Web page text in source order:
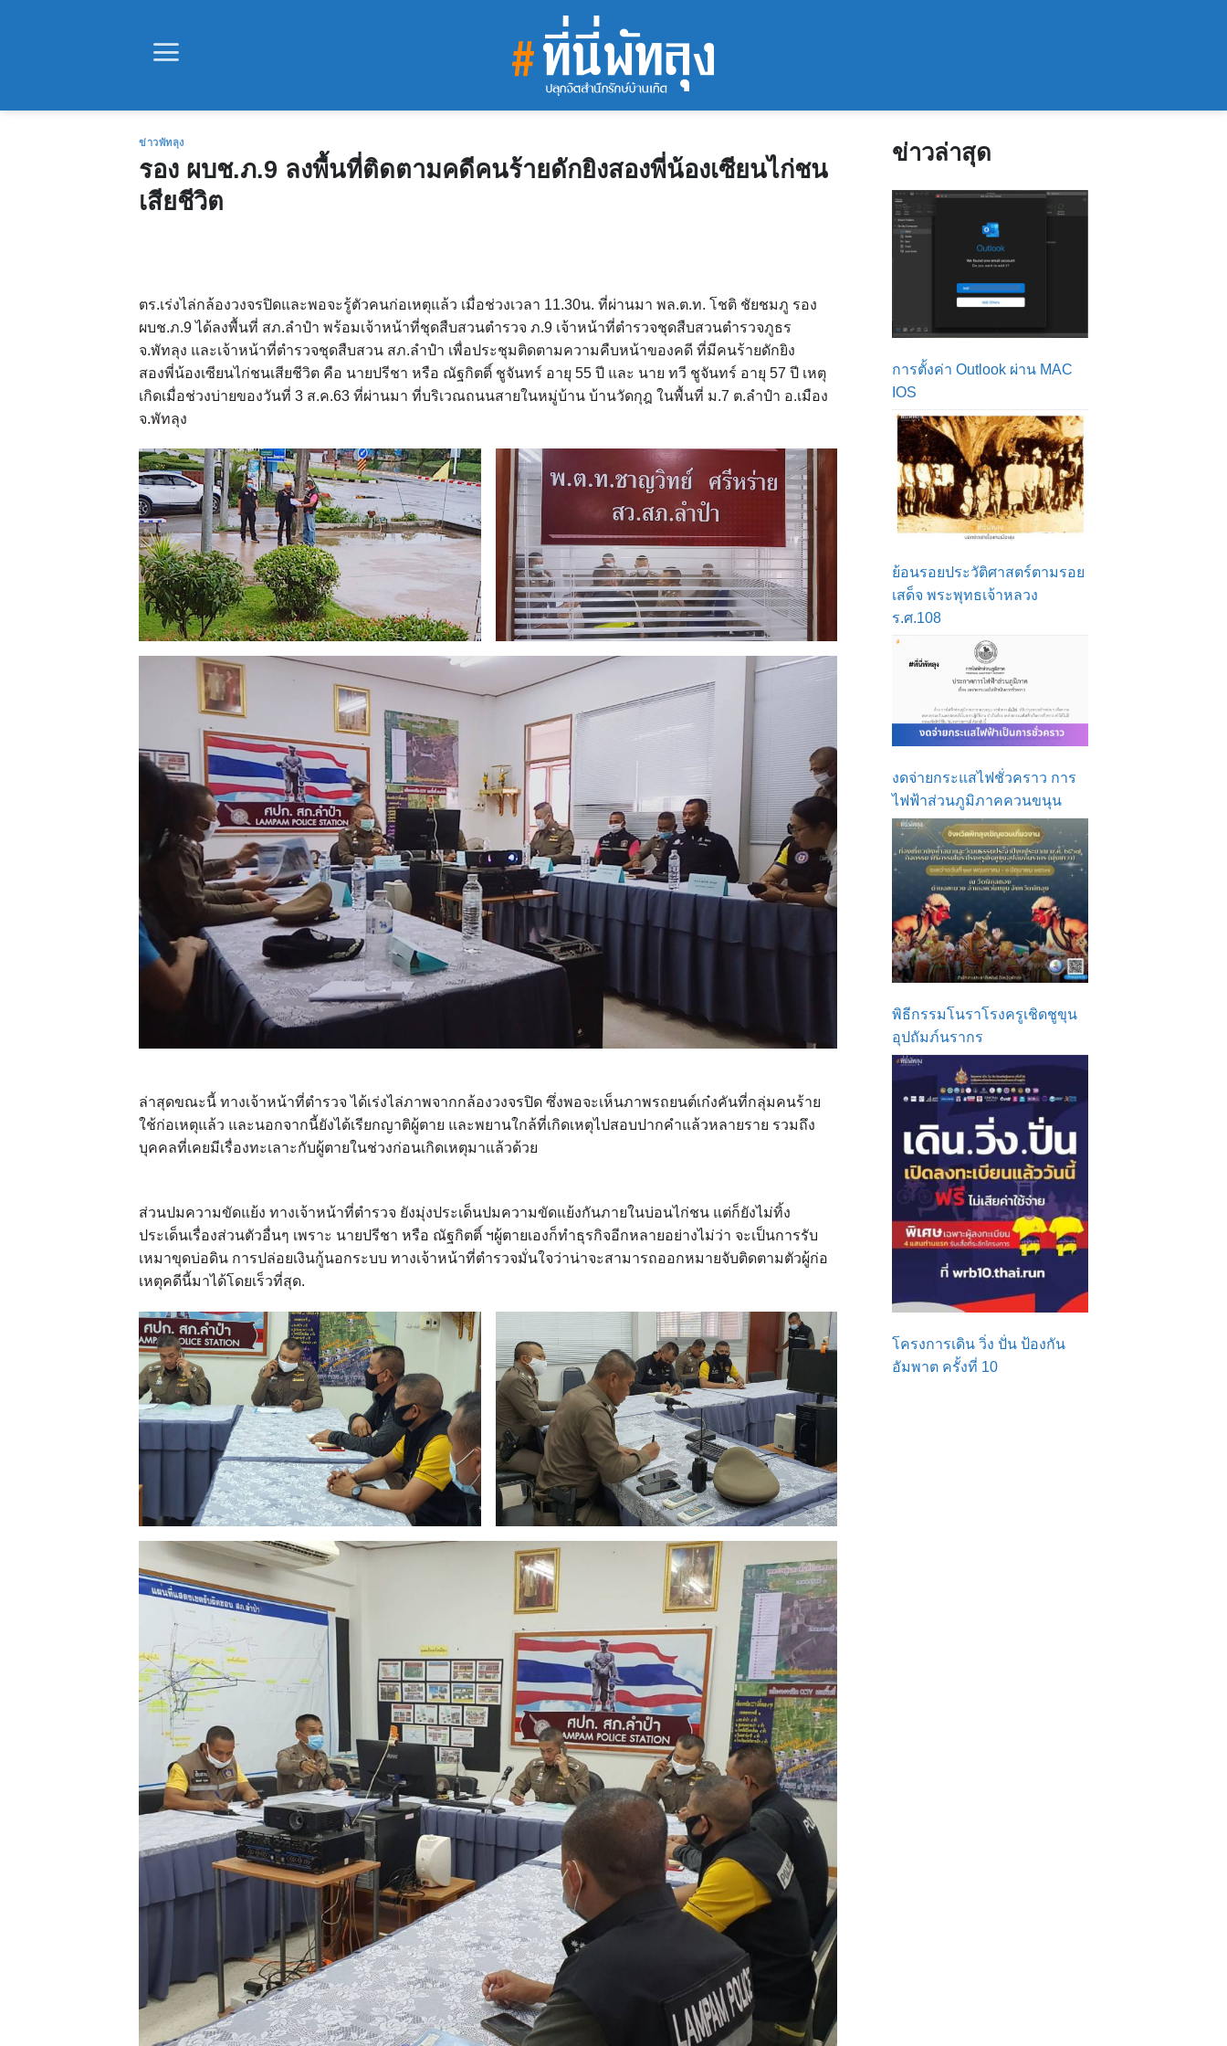
ข่าวพัทลุง
รอง ผบช.ภ.9 ลงพื้นที่ติดตามคดีคนร้ายดักยิงสองพี่น้องเซียนไก่ชน
เสียชีวิต
ตร.เร่งไล่กล้องวงจรปิดและพอจะรู้ตัวคนก่อเหตุแล้ว เมื่อช่วงเวลา 11.30น. ที่ผ่านมา พล.ต.ท. โชติ ชัยชมภู รอง
ผบช.ภ.9 ได้ลงพื้นที่ สภ.ลำปำ พร้อมเจ้าหน้าที่ชุดสืบสวนตำรวจ ภ.9 เจ้าหน้าที่ตำรวจชุดสืบสวนตำรวจภูธร
จ.พัทลุง และเจ้าหน้าที่ตำรวจชุดสืบสวน สภ.ลำปำ เพื่อประชุมติดตามความคืบหน้าของคดี ที่มีคนร้ายดักยิง
สองพี่น้องเซียนไก่ชนเสียชีวิต คือ นายปรีชา หรือ ณัฐกิตติ์ ชูจันทร์ อายุ 55 ปี และ นาย ทวี ชูจันทร์ อายุ 57 ปี เหตุ
เกิดเมื่อช่วงบ่ายของวันที่ 3 ส.ค.63 ที่ผ่านมา ที่บริเวณถนนสายในหมู่บ้าน บ้านวัดกุฎ ในพื้นที่ ม.7 ต.ลำปำ อ.เมือง
จ.พัทลุง
ล่าสุดขณะนี้ ทางเจ้าหน้าที่ตำรวจ ได้เร่งไล่ภาพจากกล้องวงจรปิด ซึ่งพอจะเห็นภาพรถยนต์เก๋งคันที่กลุ่มคนร้าย
ใช้ก่อเหตุแล้ว และนอกจากนี้ยังได้เรียกญาติผู้ตาย และพยานใกล้ที่เกิดเหตุไปสอบปากคำแล้วหลายราย รวมถึง
บุคคลที่เคยมีเรื่องทะเลาะกับผู้ตายในช่วงก่อนเกิดเหตุมาแล้วด้วย
ส่วนปมความขัดแย้ง ทางเจ้าหน้าที่ตำรวจ ยังมุ่งประเด็นปมความขัดแย้งกันภายในบ่อนไก่ชน แต่ก็ยังไม่ทิ้ง
ประเด็นเรื่องส่วนตัวอื่นๆ เพราะ นายปรีชา หรือ ณัฐกิตติ์ ฯผู้ตายเองก็ทำธุรกิจอีกหลายอย่างไม่ว่า จะเป็นการรับ
เหมาขุดบ่อดิน การปล่อยเงินกู้นอกระบบ ทางเจ้าหน้าที่ตำรวจมั่นใจว่าน่าจะสามารถออกหมายจับติดตามตัวผู้ก่อ
เหตุคดีนี้มาได้โดยเร็วที่สุด.
ข่าวล่าสุด
การตั้งค่า Outlook ผ่าน MAC
IOS
ย้อนรอยประวัติศาสตร์ตามรอย
เสด็จ พระพุทธเจ้าหลวง
ร.ศ.108
งดจ่ายกระแสไฟชั่วคราว การ
ไฟฟ้าส่วนภูมิภาคควนขนุน
พิธีกรรมโนราโรงครูเชิดชูขุน
อุปถัมภ์นรากร
โครงการเดิน วิ่ง ปั่น ป้องกัน
อัมพาต ครั้งที่ 10